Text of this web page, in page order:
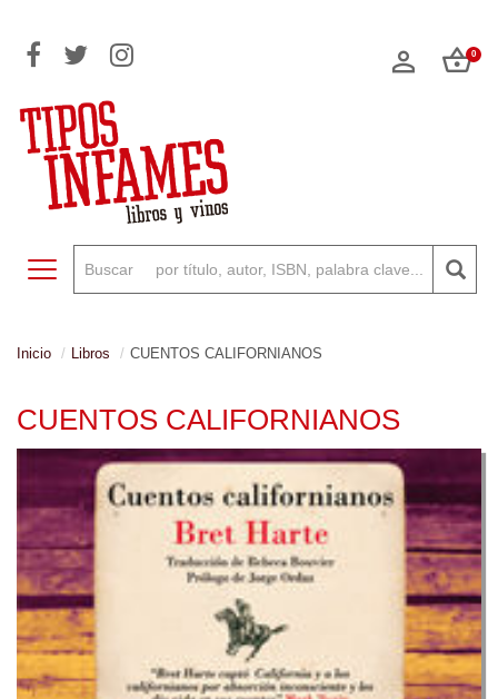
0
Toggle navigation
Inicio Libros CUENTOS CALIFORNIANOS
CUENTOS CALIFORNIANOS